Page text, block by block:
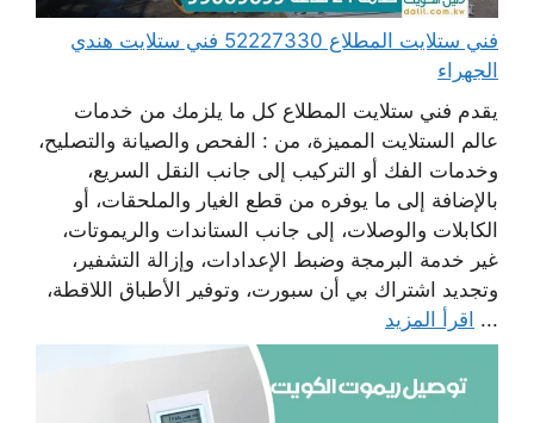
فني ستلايت المطلاع 52227330 فني ستلايت هندي
الجهراء
يقدم فني ستلايت المطلاع كل ما يلزمك من خدمات
عالم الستلايت المميزة، من : الفحص والصيانة والتصليح،
وخدمات الفك أو التركيب إلى جانب النقل السريع،
بالإضافة إلى ما يوفره من قطع الغيار والملحقات، أو
الكابلات والوصلات، إلى جانب الستاندات والريموتات،
غير خدمة البرمجة وضبط الإعدادات، وإزالة التشفير،
وتجديد اشتراك بي أن سبورت، وتوفير الأطباق اللاقطة،
... اقرأ المزيد